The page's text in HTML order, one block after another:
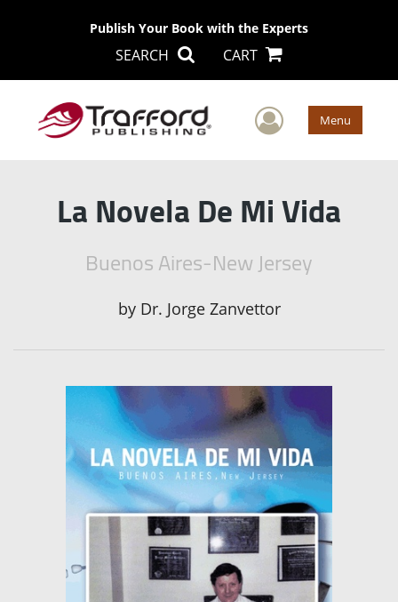
Publish Your Book with the Experts
SEARCH CART
User Menu
La Novela De Mi Vida
Buenos Aires-New Jersey
by Dr. Jorge Zanvettor